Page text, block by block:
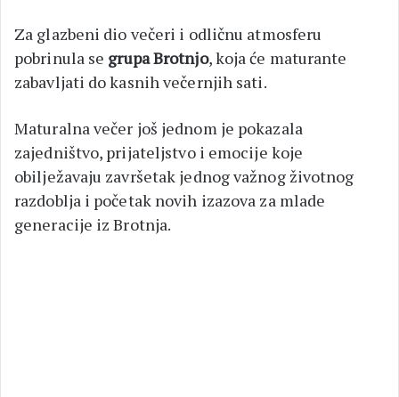
Za glazbeni dio večeri i odličnu atmosferu
pobrinula se grupa Brotnjo, koja će maturante
zabavljati do kasnih večernjih sati.
Maturalna večer još jednom je pokazala
zajedništvo, prijateljstvo i emocije koje
obilježavaju završetak jednog važnog životnog
razdoblja i početak novih izazova za mlade
generacije iz Brotnja.